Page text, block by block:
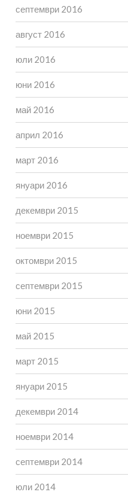
септември 2016
август 2016
юли 2016
юни 2016
май 2016
април 2016
март 2016
януари 2016
декември 2015
ноември 2015
октомври 2015
септември 2015
юни 2015
май 2015
март 2015
януари 2015
декември 2014
ноември 2014
септември 2014
юли 2014